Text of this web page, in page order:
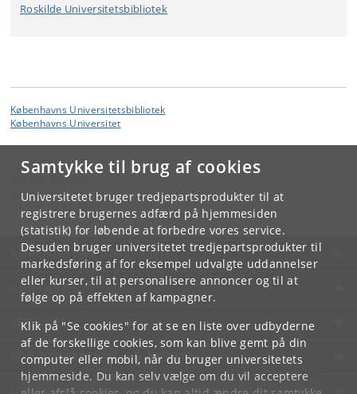
Samtykke til brug af cookies
Universitetet bruger tredjepartsprodukter til at
registrere brugernes adfærd på hjemmesiden
(statistik) for løbende at forbedre vores service.
Desuden bruger universitetet tredjepartsprodukter til
markedsføring af for eksempel udvalgte uddannelser
eller kurser, til at personalisere annoncer og til at
følge op på effekten af kampagner.
Klik på "Se cookies" for at se en liste over udbyderne
af de forskellige cookies, som kan blive gemt på din
computer eller mobil, når du bruger universitetets
hjemmeside. Du kan selv vælge om du vil acceptere
Roskilde Universitetsbibliotek
Københavns Universitetsbibliotek
Københavns Universitet
Kontakt:
Det Kgl. Bibliotek
@kb.dk
KØBENHAVNS UNIVERSITET
KONTAKT
SERVICES
FOR STUDERENDE OG ANSATTE
JOB OG KARRIERE